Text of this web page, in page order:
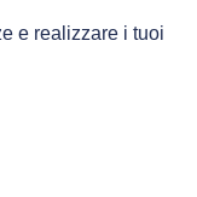
e realizzare i tuoi